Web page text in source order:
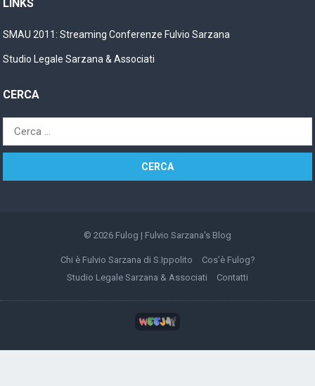
LINKS
SMAU 2011: Streaming Conferenze Fulvio Sarzana
Studio Legale Sarzana & Associati
CERCA
Ricerca
per:
© 2026 Fulog | Fulvio Sarzana's Blog
Chi è Fulvio Sarzana di S.Ippolito
Cos’è Fulog?
Studio Legale Sarzana & Associati
Contatti